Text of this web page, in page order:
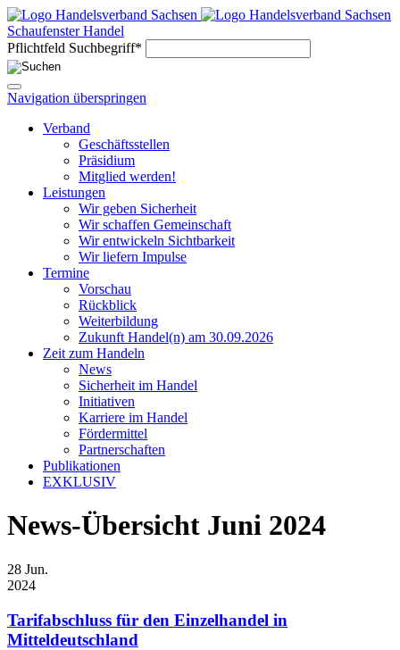
Schaufenster Handel
Pflichtfeld Suchbegriff*
Navigation überspringen
Verband
Geschäftsstellen
Präsidium
Mitglied werden!
Leistungen
Wir geben Sicherheit
Wir schaffen Gemeinschaft
Wir entwickeln Sichtbarkeit
Wir liefern Impulse
Termine
Vorschau
Rückblick
Weiterbildung
Zukunft Handel(n) am 30.09.2026
Zeit zum Handeln
News
Sicherheit im Handel
Initiativen
Karriere im Handel
Fördermittel
Partnerschaften
Publikationen
EXKLUSIV
News-Übersicht Juni 2024
28 Jun.
2024
Tarifabschluss für den Einzelhandel in
Mitteldeutschland